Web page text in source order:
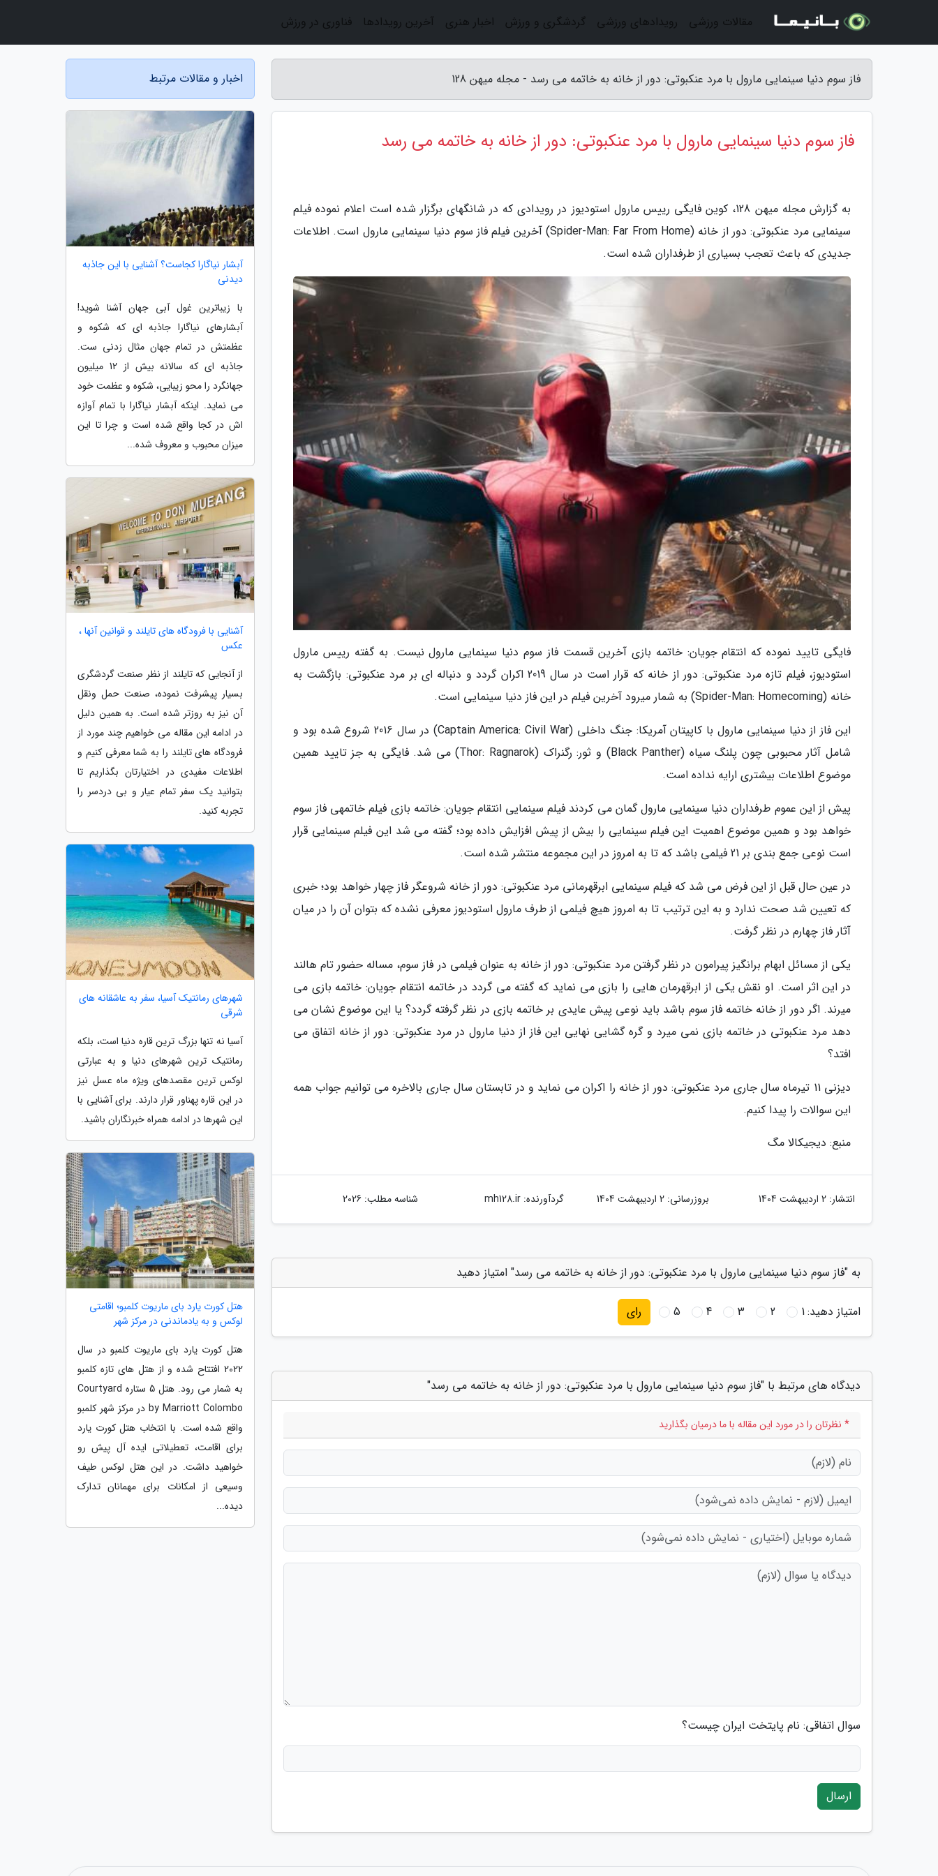
فاز سوم دنیا سینمایی مارول با مرد عنکبوتی: دور از خانه به خاتمه می رسد - مجله میهن 128
فاز سوم دنیا سینمایی مارول با مرد عنکبوتی: دور از خانه به خاتمه می رسد
به گزارش مجله میهن 128، کوین فایگی رییس مارول استودیوز در رویدادی که در شانگهای برگزار شده است اعلام نموده فیلم
سینمایی مرد عنکبوتی: دور از خانه (Spider-Man: Far From Home) آخرین فیلم فاز سوم دنیا سینمایی مارول است. اطلاعات
جدیدی که باعث تعجب بسیاری از طرفداران شده است.
فایگی تایید نموده که انتقام جویان: خاتمه بازی آخرین قسمت فاز سوم دنیا سینمایی مارول نیست. به گفته رییس مارول
استودیوز، فیلم تازه مرد عنکبوتی: دور از خانه که قرار است در سال 2019 اکران گردد و دنباله ای بر مرد عنکبوتی: بازگشت به
خانه (Spider-Man: Homecoming) به شمار میرود آخرین فیلم در این فاز دنیا سینمایی است.
این فاز از دنیا سینمایی مارول با کاپیتان آمریکا: جنگ داخلی (Captain America: Civil War) در سال 2016 شروع شده بود و
شامل آثار محبوبی چون پلنگ سیاه (Black Panther) و ثور: رگنراک (Thor: Ragnarok) می شد. فایگی به جز تایید همین
موضوع اطلاعات بیشتری ارایه نداده است.
پیش از این عموم طرفداران دنیا سینمایی مارول گمان می کردند فیلم سینمایی انتقام جویان: خاتمه بازی فیلم خاتمهی فاز سوم
خواهد بود و همین موضوع اهمیت این فیلم سینمایی را بیش از پیش افزایش داده بود؛ گفته می شد این فیلم سینمایی قرار
است نوعی جمع بندی بر 21 فیلمی باشد که تا به امروز در این مجموعه منتشر شده است.
در عین حال قبل از این فرض می شد که فیلم سینمایی ابرقهرمانی مرد عنکبوتی: دور از خانه شروعگر فاز چهار خواهد بود؛ خبری
که تعیین شد صحت ندارد و به این ترتیب تا به امروز هیچ فیلمی از طرف مارول استودیوز معرفی نشده که بتوان آن را در میان
آثار فاز چهارم در نظر گرفت.
یکی از مسائل ابهام برانگیز پیرامون در نظر گرفتن مرد عنکبوتی: دور از خانه به عنوان فیلمی در فاز سوم، مساله حضور تام هالند
در این اثر است. او نقش یکی از ابرقهرمان هایی را بازی می نماید که گفته می گردد در خاتمه انتقام جویان: خاتمه بازی می
میرند. اگر دور از خانه خاتمه فاز سوم باشد باید نوعی پیش عایدی بر خاتمه بازی در نظر گرفته گردد؟ یا این موضوع نشان می
دهد مرد عنکبوتی در خاتمه بازی نمی میرد و گره گشایی نهایی این فاز از دنیا مارول در مرد عنکبوتی: دور از خانه اتفاق می
افتد؟
دیزنی 11 تیرماه سال جاری مرد عنکبوتی: دور از خانه را اکران می نماید و در تابستان سال جاری بالاخره می توانیم جواب همه
این سوالات را پیدا کنیم.
منبع: دیجیکالا مگ
انتشار: 2 اردیبهشت 1404 بروزرسانی: 2 اردیبهشت 1404 گردآورنده:mh128.ir شناسه مطلب: 2026
به "فاز سوم دنیا سینمایی مارول با مرد عنکبوتی: دور از خانه به خاتمه می رسد" امتیاز دهید
امتیاز دهید:1
2
3
4
5 رای
دیدگاه های مرتبط با "فاز سوم دنیا سینمایی مارول با مرد عنکبوتی: دور از خانه به خاتمه می رسد"
* نظرتان را در مورد این مقاله با ما درمیان بگذارید
سوال اتفاقی: نام پایتخت ایران چیست؟
ارسال
اخبار و مقالات مرتبط
آبشار نیاگارا کجاست؟ آشنایی با این جاذبه
دیدنی
با زیباترین غول آبی جهان آشنا شوید!
آبشارهای نیاگارا جاذبه ای که شکوه و
عظمتش در تمام جهان مثال زدنی ست.
جاذبه ای که سالانه بیش از 12 میلیون
جهانگرد را محو زیبایی، شکوه و عظمت خود
می نماید. اینکه آبشار نیاگارا با تمام آوازه
اش در کجا واقع شده است و چرا تا این
میزان محبوب و معروف شده...
آشنایی با فرودگاه های تایلند و قوانین آنها ،
عکس
از آنجایی که تایلند از نظر صنعت گردشگری
بسیار پیشرفت نموده، صنعت حمل ونقل
آن نیز به روزتر شده است. به همین دلیل
در ادامه این مقاله می خواهیم چند مورد از
فرودگاه های تایلند را به شما معرفی کنیم و
اطلاعات مفیدی در اختیارتان بگذاریم تا
بتوانید یک سفر تمام عیار و بی دردسر را
تجربه کنید.
شهرهای رمانتیک آسیا، سفر به عاشقانه های
شرقی
آسیا نه تنها بزرگ ترین قاره دنیا است، بلکه
رمانتیک ترین شهرهای دنیا و به عبارتی
لوکس ترین مقصدهای ویژه ماه عسل نیز
در این قاره پهناور قرار دارند. برای آشنایی با
این شهرها در ادامه همراه خبرنگاران باشید.
هتل کورت یارد بای ماریوت کلمبو؛ اقامتی
لوکس و به یادماندنی در مرکز شهر
هتل کورت یارد بای ماریوت کلمبو در سال
2022 افتتاح شده و از هتل های تازه کلمبو
به شمار می رود. هتل 5 ستاره Courtyard
by Marriott Colombo در مرکز شهر کلمبو
واقع شده است. با انتخاب هتل کورت یارد
برای اقامت، تعطیلاتی ایده آل پیش رو
خواهید داشت. در این هتل لوکس طیف
وسیعی از امکانات برای مهمانان تدارک
دیده...
مقالات ورزشی رویدادهای ورزشی گردشگری و ورزش اخبار هنری آخرین رویدادها فناوری در ورزش